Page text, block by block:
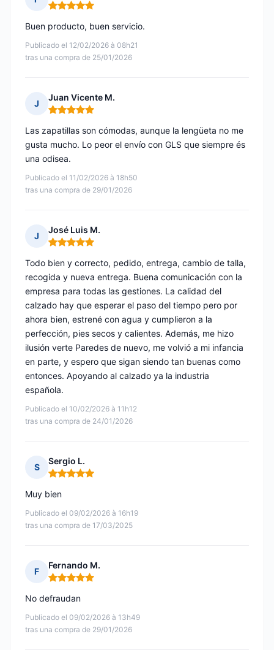
Nota: 5 de 5
Publicado el 12/02/2026 à 08h21
tras una compra de 25/01/2026
Buen producto, buen servicio.
J
Juan Vicente M.
Nota: 5 de 5
Publicado el 11/02/2026 à 18h50
tras una compra de 29/01/2026
Las zapatillas son cómodas, aunque la lengüeta no me
gusta mucho. Lo peor el envío con GLS que siempre és
una odisea.
J
José Luis M.
Nota: 5 de 5
Publicado el 10/02/2026 à 11h12
tras una compra de 24/01/2026
Todo bien y correcto, pedido, entrega, cambio de talla,
recogida y nueva entrega. Buena comunicación con la
empresa para todas las gestiones. La calidad del
calzado hay que esperar el paso del tiempo pero por
ahora bien, estrené con agua y cumplieron a la
perfección, pies secos y calientes. Además, me hizo
ilusión verte Paredes de nuevo, me volvió a mi infancia
en parte, y espero que sigan siendo tan buenas como
entonces. Apoyando al calzado ya la industria
española.
S
Sergio L.
Nota: 5 de 5
Publicado el 09/02/2026 à 16h19
tras una compra de 17/03/2025
Muy bien
F
Fernando M.
Nota: 5 de 5
Publicado el 09/02/2026 à 13h49
tras una compra de 29/01/2026
No defraudan